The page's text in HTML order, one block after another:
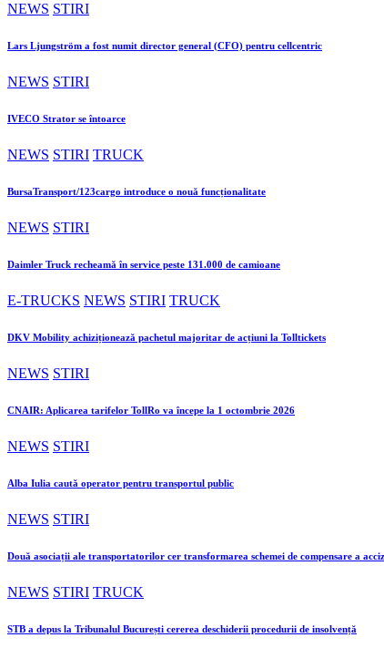
NEWS STIRI
Lars Ljungström a fost numit director general (CFO) pentru cellcentric
NEWS STIRI
IVECO Strator se întoarce
NEWS STIRI TRUCK
BursaTransport/123cargo introduce o nouă funcționalitate
NEWS STIRI
Daimler Truck recheamă în service peste 131.000 de camioane
E-TRUCKS NEWS STIRI TRUCK
DKV Mobility achiziționează pachetul majoritar de acțiuni la Tolltickets
NEWS STIRI
CNAIR: Aplicarea tarifelor TollRo va începe la 1 octombrie 2026
NEWS STIRI
Alba Iulia caută operator pentru transportul public
NEWS STIRI
Două asociații ale transportatorilor cer transformarea schemei de compensare a
NEWS STIRI TRUCK
STB a depus la Tribunalul București cererea deschiderii procedurii de insolvență